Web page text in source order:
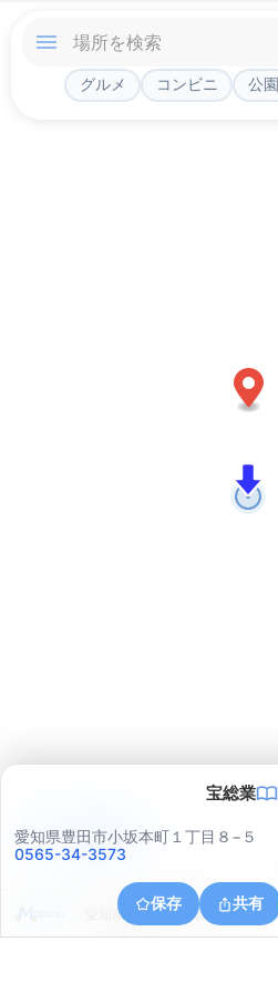
グルメ コンビニ 公園
宝総業
愛知県豊田市小坂本町１丁目８−５
0565-34-3573
保存 共有
愛知県豊田市下市場町１丁目
アプリで見る